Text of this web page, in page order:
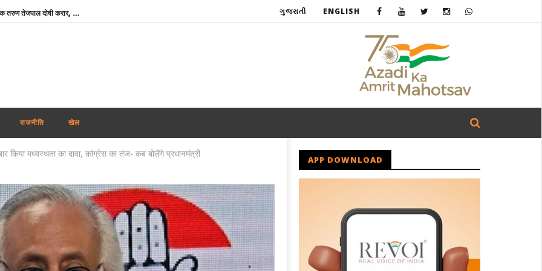
रेप कांड : तहलका मैगज़ीन के पूर्व सम्पादक तरुण तेजपाल दोषी करार, बॉम्बे हाई कोर्ट ने सुनाई 10 साल की सजा
Uttarakhand Rain Alert: किन्नौर में भूस्खलन से NH-5 बंद, बद्रीनाथ हाईवे समेत कई सड़कें प्रभावित
गुजरात सरकार का बड़ा फैसला : पंचायत ऑडिट के बाद अब अनिवार्य होगी ‘एग्जिट कॉन्फ्रेंस’, भ्रष्टाचार पर लगेगी लगाम
कांवड़ यात्रा पर मौलाना साजिद रशीदी का विवादित बयान, कहा- उपद्रव करने वाले शिवभक्त नहीं, आतंकवादी हैं
केयरगिवर्स पर नीति आयोग की रिपोर्ट, कहा- भारत बन सकता है वैश्विक देखभाल सेवाओं का हब
अभिजीत दिपके ने लॉन्च किया नया अभियान ‘क्या बोलती पब्लिक’, बोले – शिक्षा कमाई का जरिया नहीं
ગુજરાતી ENGLISH
राजनीति खेल
किया मध्यस्थता का दावा, कांग्रेस का तंज- कब बोलेंगे प्रधानमंत्री
APP DOWNLOAD